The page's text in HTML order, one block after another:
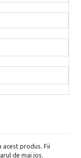
produs. Fii
de mai jos.